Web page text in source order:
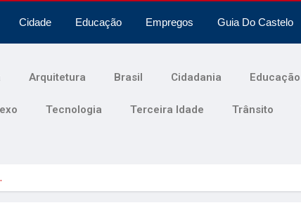
Cidade Educação Empregos Guia Do Castelo
Arquitetura Brasil Cidadania Educação
Tecnologia Terceira Idade Trânsito